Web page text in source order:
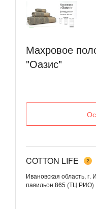
Махровое
"Оазис"
COTTON LIFE 2
Ивановская область,
павильон 865 (ТЦ РИО)